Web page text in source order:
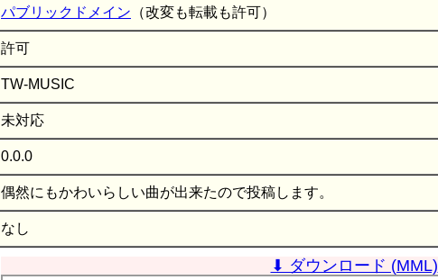
パブリックドメイン （改変も転載も許可）
許可
TW-MUSIC
未対応
0.0.0
偶然にもかわいらしい曲が出来たので投稿します。
なし
⬇ ダウンロード (MML)